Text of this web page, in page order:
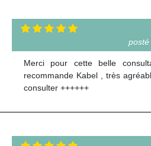
posté
Merci pour cette belle
recommande Kabel , très
consulter ++++++